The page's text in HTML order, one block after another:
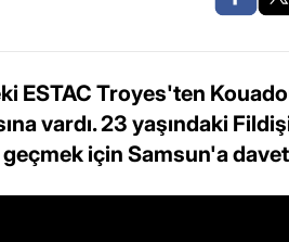
ESTAC Troyes'ten
vardı. 23 yaşındaki
için Samsun'a